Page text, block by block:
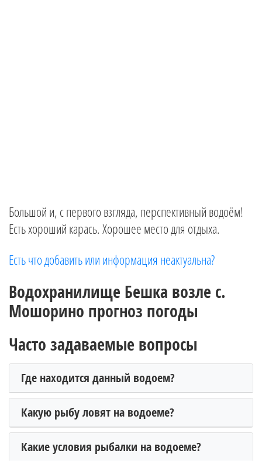
Большой и, с первого взгляда, перспективный водоём!
Есть хороший карась. Хорошее место для отдыха.
Есть что добавить или информация неактуальна?
Водохранилище Бешка возле с.
Мошорино прогноз погоды
Часто задаваемые вопросы
Где находится данный водоем?
Какую рыбу ловят на водоеме?
Какие условия рыбалки на водоеме?